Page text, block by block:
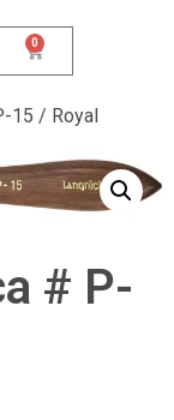
0
15 / Royal
# P-